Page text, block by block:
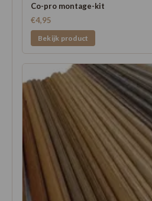
Co-pro montage-kit
€4,95
Bekijk product